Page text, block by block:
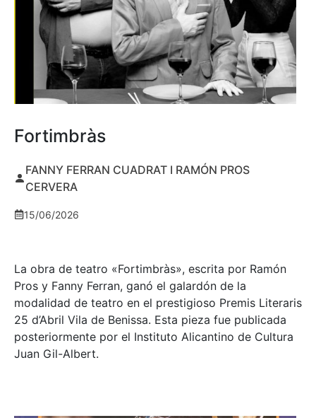
Fortimbràs
FANNY FERRAN CUADRAT I RAMÓN PROS
CERVERA
15/06/2026
La obra de teatro «Fortimbràs», escrita por Ramón
Pros y Fanny Ferran, ganó el galardón de la
modalidad de teatro en el prestigioso Premis Literaris
25 d’Abril Vila de Benissa. Esta pieza fue publicada
posteriormente por el Instituto Alicantino de Cultura
Juan Gil-Albert.